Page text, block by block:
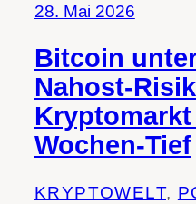
28. Mai 2026
Bitcoin
Nahost-
Wochen-Tief
KRYPTOWELT,